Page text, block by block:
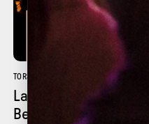
TORSDAG 05.11
Larvik Jazzklubb:
Belonging 50-år